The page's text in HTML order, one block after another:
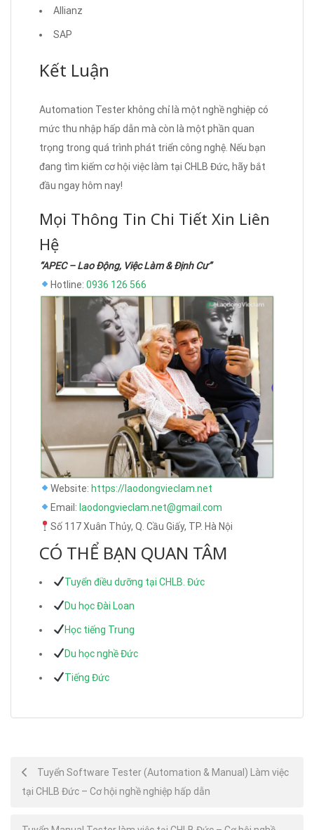
Allianz
SAP
Kết Luận
Automation Tester không chỉ là một nghề nghiệp có
mức thu nhập hấp dẫn mà còn là một phần quan
trọng trong quá trình phát triển công nghệ. Nếu bạn
đang tìm kiếm cơ hội việc làm tại CHLB Đức, hãy bắt
đầu ngay hôm nay!
Mọi Thông Tin Chi Tiết Xin Liên
Hệ
“APEC – Lao Động, Việc Làm & Định Cư”
Hotline: 0936 126 566
Website: https://laodongvieclam.net
Email: laodongvieclam.net@gmail.com
Số 117 Xuân Thủy, Q. Cầu Giấy, TP. Hà Nội
CÓ THỂ BẠN QUAN TÂM
Tuyển điều dưỡng tại CHLB. Đức
Du học Đài Loan
Học tiếng Trung
Du học nghề Đức
Tiếng Đức
Post
navigation
Tuyển Software Tester (Automation & Manual) Làm việc
tại CHLB Đức – Cơ hội nghề nghiệp hấp dẫn